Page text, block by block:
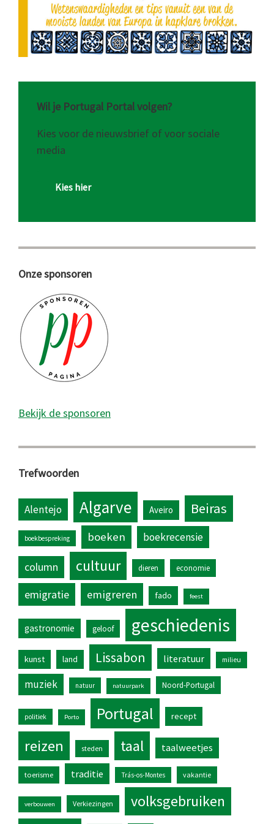
Wil je Portugal Portal volgen?
Kies voor de nieuwsbrief of voor sociale
media
Kies hier
Onze sponsoren
Bekijk de sponsoren
Trefwoorden
Alentejo Algarve Aveiro Beiras
boekbespreking boeken boekrecensie
column cultuur dieren economie
emigratie emigreren fado feest
gastronomie geloof geschiedenis
kunst land Lissabon literatuur milieu
muziek natuur natuurpark Noord-Portugal
politiek Porto Portugal recept
reizen steden taal taalweetjes
toerisme traditie Trás-os-Montes vakantie
verbouwen Verkiezingen volksgebruiken